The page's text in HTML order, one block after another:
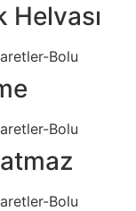
Helvası